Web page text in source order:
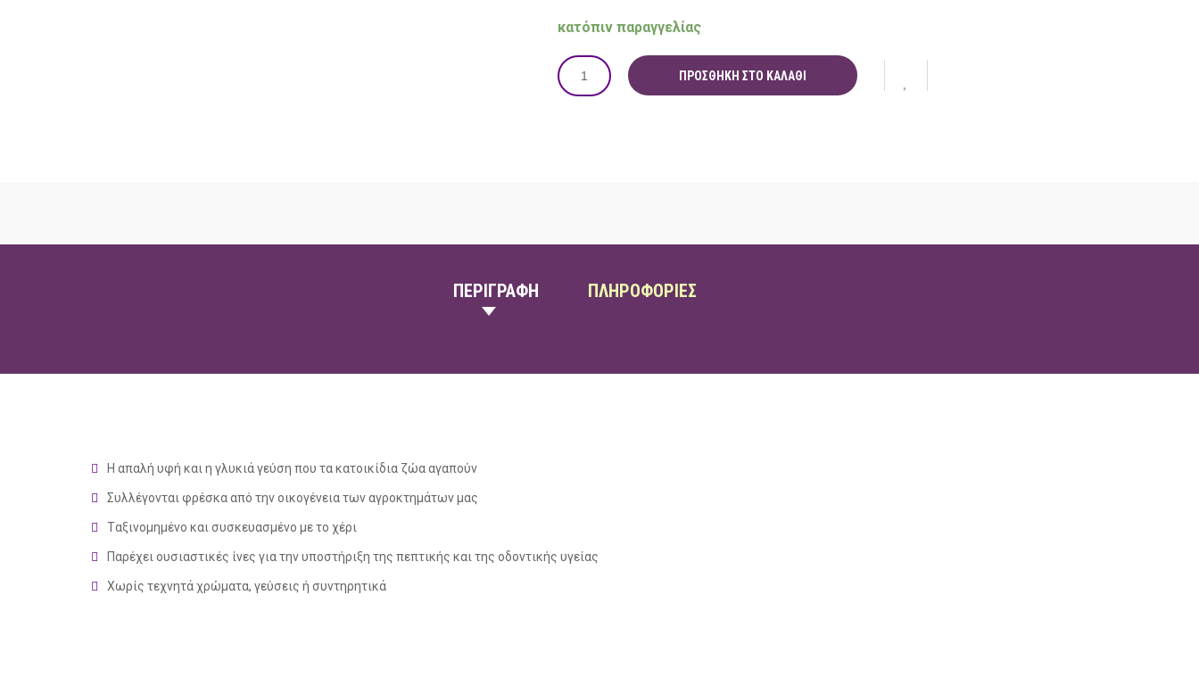
κατόπιν παραγγελίας
ΠΡΟΣΘΉΚΗ ΣΤΟ ΚΑΛΆΘΙ
ΠΕΡΙΓΡΑΦΗ ΠΛΗΡΟΦΟΡΙΕΣ
Η απαλή υφή και η γλυκιά γεύση που τα κατοικίδια ζώα αγαπούν
Συλλέγονται φρέσκα από την οικογένεια των αγροκτημάτων μας
Tαξινομημένο και συσκευασμένο με το χέρι
Παρέχει ουσιαστικές ίνες για την υποστήριξη της πεπτικής και της οδοντικής υγείας
Χωρίς τεχνητά χρώματα, γεύσεις ή συντηρητικά